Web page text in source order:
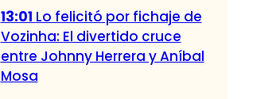
13:01 Lo felicitó por fichaje de
Vozinha: El divertido cruce
entre Johnny Herrera y Aníbal
Mosa